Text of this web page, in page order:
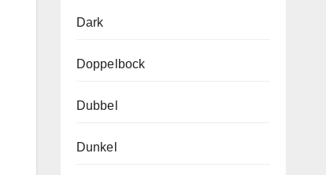
Dark
Doppelbock
Dubbel
Dunkel